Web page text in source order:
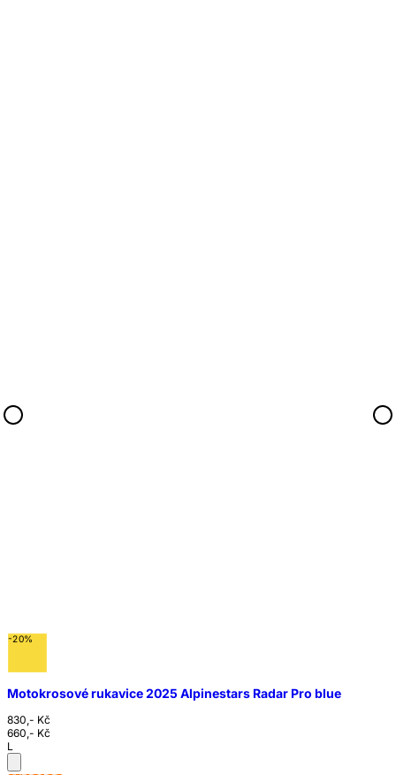
-20%
Motokrosové rukavice 2025 Alpinestars Radar Pro blue
830,- Kč
660,- Kč
L